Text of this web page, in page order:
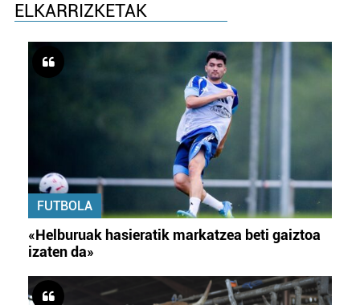
ELKARRIZKETAK
FUTBOLA
«Helburuak hasieratik markatzea beti gaiztoa
izaten da»